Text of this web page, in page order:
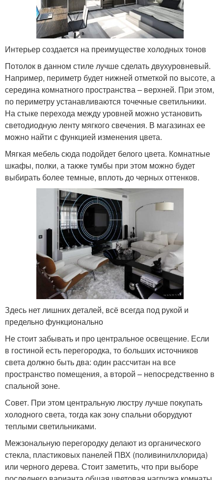
Интерьер создается на преимуществе холодных тонов
Потолок в данном стиле лучше сделать двухуровневый.
Например, периметр будет нижней отметкой по высоте, а
середина комнатного пространства – верхней. При этом,
по периметру устанавливаются точечные светильники.
На стыке перехода между уровней можно установить
светодиодную ленту мягкого свечения. В магазинах ее
можно найти с функцией изменения цвета.
Мягкая мебель сюда подойдет белого цвета. Комнатные
шкафы, полки, а также тумбы при этом можно будет
выбирать более темные, вплоть до черных оттенков.
Здесь нет лишних деталей, всё всегда под рукой и
предельно функционально
Не стоит забывать и про центральное освещение. Если
в гостиной есть перегородка, то больших источников
света должно быть два: один рассчитан на все
пространство помещения, а второй – непосредственно в
спальной зоне.
Совет. При этом центральную люстру лучше покупать
холодного света, тогда как зону спальни оборудуют
теплыми светильниками.
Межзональную перегородку делают из органического
стекла, пластиковых панелей ПВХ (поливинилхлорида)
или черного дерева. Стоит заметить, что при выборе